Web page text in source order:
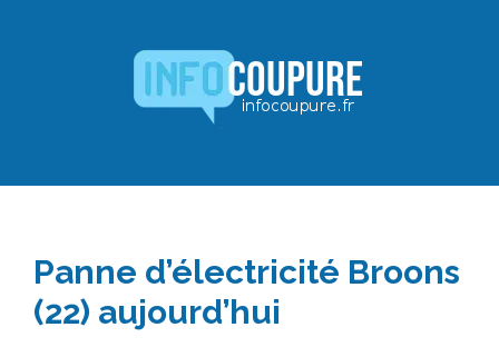
Panne d’électricité Broons
(22) aujourd’hui